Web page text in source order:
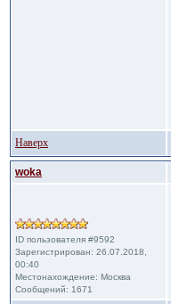
Наверх
woka
ID пользователя #9592
Зарегистрирован: 26.07.2018,
00:40
Местонахождение: Москва
Сообщений: 1671